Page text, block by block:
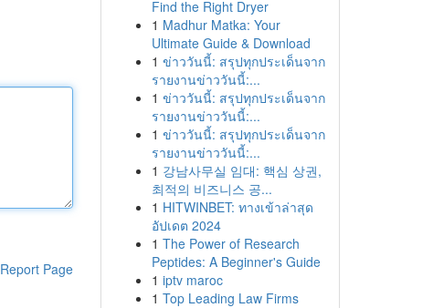
Report Page
Find the Right Dryer
1 Madhur Matka: Your
Ultimate Guide & Download
1 ข่าววันนี้: สรุปทุกประเด็นจาก
รายงานข่าววันนี้:...
1 ข่าววันนี้: สรุปทุกประเด็นจาก
รายงานข่าววันนี้:...
1 ข่าววันนี้: สรุปทุกประเด็นจาก
รายงานข่าววันนี้:...
1 강남사무실 임대: 핵심 상권,
최적의 비즈니스 공...
1 HITWINBET: ทางเข้าล่าสุด
อัปเดต 2024
1 The Power of Research
Peptides: A Beginner's Guide
1 iptv maroc
1 Top Leading Law Firms